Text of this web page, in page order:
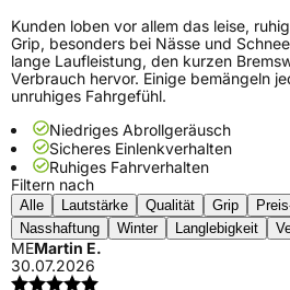
Kunden loben vor allem das leise,
Grip, besonders bei Nässe und
lange Laufleistung, den kurzen
Verbrauch hervor. Einige bemängeln
unruhiges Fahrgefühl.
Niedriges Abrollgeräusch
Sicheres Einlenkverhalten
Ruhiges Fahrverhalten
Filtern nach
Alle Lautstärke Qualität Grip
Nasshaftung
Winter Langlebigkeit
MEMartin E.
30.07.2026